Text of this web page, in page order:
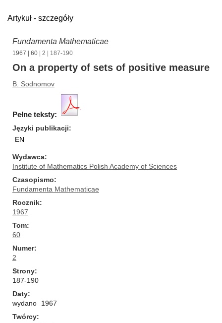
Artykuł - szczegóły
Fundamenta Mathematicae
1967 60 2 | 187-190
On a property of sets of positive measure
B. Sodnomov
Pełne teksty:
Języki publikacji
EN
Wydawca
Institute of Mathematics Polish Academy of Sciences
Czasopismo
Fundamenta Mathematicae
Rocznik
1967
Tom
60
Numer
2
Strony
187-190
Daty
wydano
1967
Twórcy